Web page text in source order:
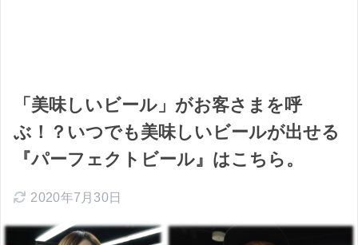
「美味しいビール」がお客さまを呼
ぶ！？いつでも美味しいビールが出せる
『パーフェクトビール』はこちら。
2020年7月30日